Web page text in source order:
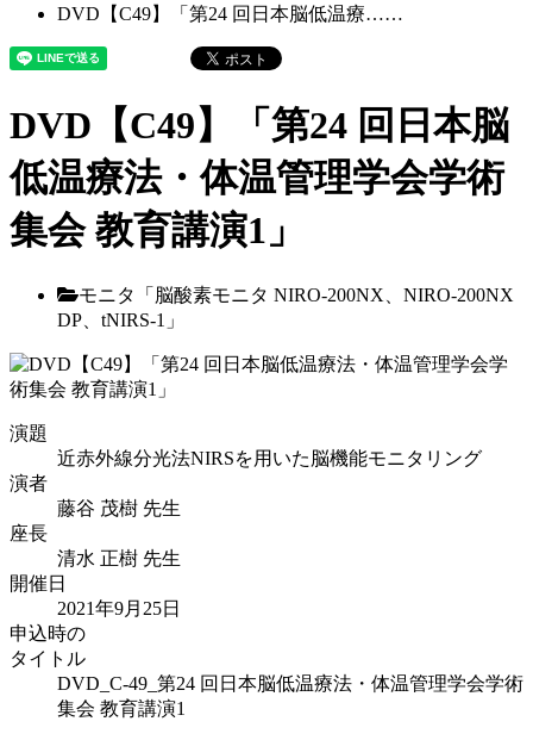
DVD【C49】「第24 回日本脳低温療……
DVD【C49】「第24 回日本脳
低温療法・体温管理学会学術
集会 教育講演1」
モニタ「脳酸素モニタ NIRO-200NX、NIRO-200NX
DP、tNIRS-1」
演題
近赤外線分光法NIRSを用いた脳機能モニタリング
演者
藤谷 茂樹 先生
座長
清水 正樹 先生
開催日
2021年9月25日
申込時の
タイトル
DVD_C-49_第24 回日本脳低温療法・体温管理学会学術
集会 教育講演1